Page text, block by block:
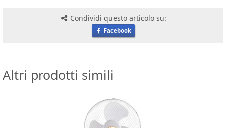
Condividi questo articolo su:
Facebook
Altri prodotti simili